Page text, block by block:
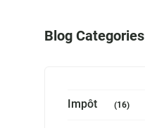
Blog Categories
Impôt (16)